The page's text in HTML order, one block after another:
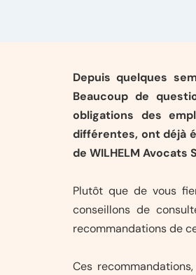
Depuis quelques
Beaucoup de
obligations des
différentes, ont déjà
de WILHELM
Plutôt que de vous
conseillons de
recommandations de
Ces